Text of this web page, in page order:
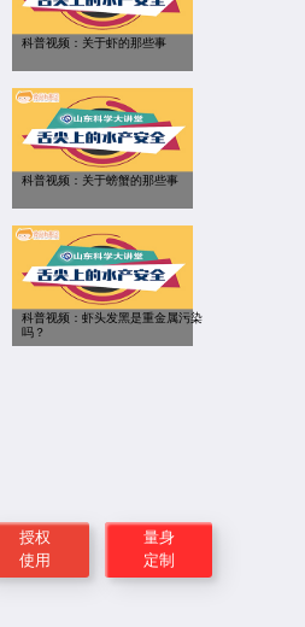
科普视频：关于虾的那些事
科普视频：关于螃蟹的那些事
科普视频：虾头发黑是重金属污染
吗？
授权
使用
量身
定制